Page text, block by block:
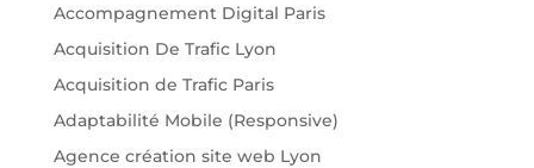
Accompagnement Digital Paris
Acquisition De Trafic Lyon
Acquisition de Trafic Paris
Adaptabilité Mobile (Responsive)
Agence création site web Lyon